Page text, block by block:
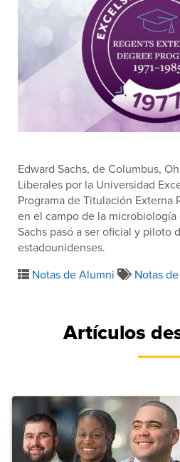
Edward Sachs, de Columbus,
Liberales por la Universidad
Programa de Titulación Externa
en el campo de la microbiología
Sachs pasó a ser oficial y piloto
estadounidenses.
Notas de Alumni
Notas
Artículos